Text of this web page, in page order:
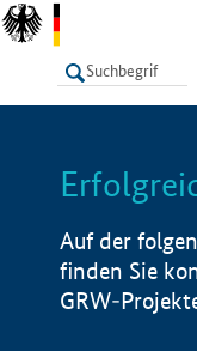
LISTE
Auf der
finden Sie
GRW-